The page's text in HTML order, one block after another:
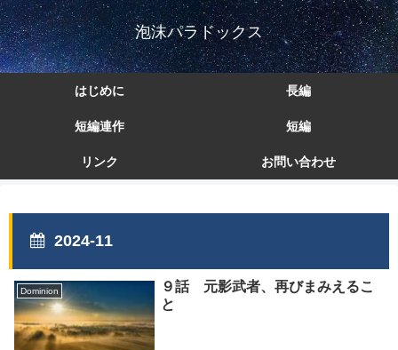
泡沫パラドックス
はじめに 長編
短編連作 短編
リンク お問い合わせ
2024-11
Dominion
９話 元影武者、再びまみえるこ
と